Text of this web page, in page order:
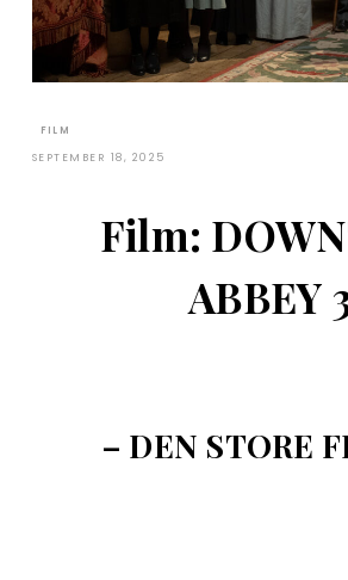
FILM
SEPTEMBER 18, 2025
Film:
ABBEY
– DEN STORE